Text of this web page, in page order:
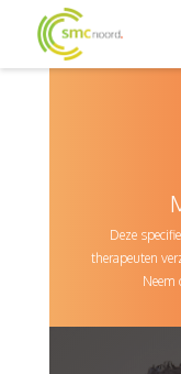
Deze
therapeuten
Neem